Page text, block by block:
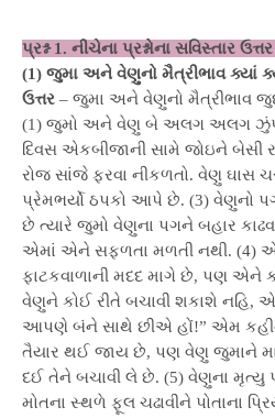
પ્રશ્ન 1. નીચેના પ્રશ્નોના સવિસ્તાર
(1) જુમા અને વેણુનો મૈત્રીભાવ ક્યાં
ઉત્તર – જુમા અને વેણુનો મૈત્રીભાવ
(1) જુમો અને વેણુ બે અલગ અલગ
દિવસ એકબીજાની સામે જોઇને બેસી
રોજ સાંજે ફરવા નીકળતો. વેણુ ઘાસ
પ્રેમભર્યો ઠપકો આપે છે. (3) વેણુનો
છે ત્યારે જુમો વેણુના પગને બહાર
એમાં એને સફળતા મળતી નથી. (4)
ફાટકવાળાની મદદ માગે છે, પણ એને
વેણુને કોઈ રીતે બચાવી શકાશે નહિ,
આપણે બંને સાથે છીએ હોં!” એમ
તૈયાર થઈ જાય છે, પણ વેણુ જુમાને માથું
દઈ તેને બચાવી લે છે. (5) વેણુના મૃત્યુ
મોતના સ્થળે ફૂલ ચઢાવીને પોતાના